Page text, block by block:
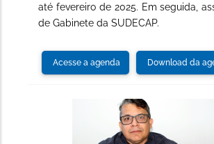
até fevereiro de 2025. Em seguida,
de Gabinete da SUDECAP.
Acesse a agenda Download da